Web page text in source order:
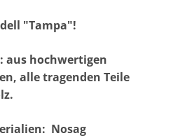
"Tampa"!
hochwertigen
alle tragenden Teile
Nosag